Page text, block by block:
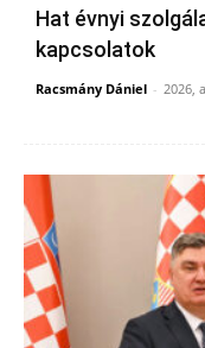
Hat évnyi
kapcsolatok
Racsmány Dániel - 2026,